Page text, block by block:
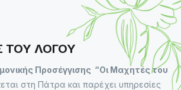
ΤΟΥ ΛΟΓΟΥ
Προσέγγισης “Οι Μαχητές του
στη Πάτρα και παρέχει υπηρεσίες